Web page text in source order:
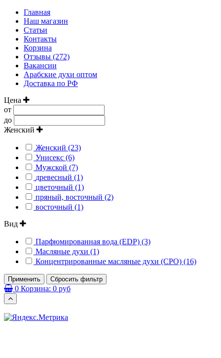
Главная
Наш магазин
Статьи
Контакты
Корзина
Отзывы (272)
Вакансии
Арабские духи оптом
Доставка по РФ
Цена
от
до
Женский
Женский (23)
Унисекс (6)
Мужской (7)
древесный (1)
цветочный (1)
пряный, восточный (2)
восточный (1)
Вид
Парфюмированная вода (EDP) (3)
Масляные духи (1)
Концентрированные масляные духи (CPO) (16)
Применить Сбросить фильтр
0 Корзина: 0 руб